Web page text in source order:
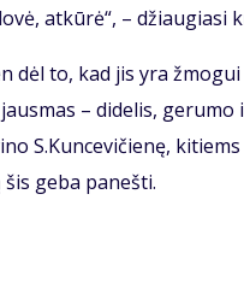
at­kū­rė“, – džiau­gia­si
dėl to, kad jis yra
– di­de­lis,
S.Kun­ce­vi­čie­nę,
ge­ba pa­neš­ti.